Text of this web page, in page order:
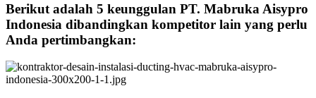
Berikut adalah 5 keunggulan PT. Mabruka Aisypro
Indonesia dibandingkan kompetitor lain yang perlu
Anda pertimbangkan: